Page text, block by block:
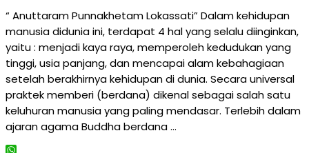
“ Anuttaram Punnakhetam Lokassati” Dalam kehidupan
manusia didunia ini, terdapat 4 hal yang selalu diinginkan,
yaitu : menjadi kaya raya, memperoleh kedudukan yang
tinggi, usia panjang, dan mencapai alam kebahagiaan
setelah berakhirnya kehidupan di dunia. Secara universal
praktek memberi (berdana) dikenal sebagai salah satu
keluhuran manusia yang paling mendasar. Terlebih dalam
ajaran agama Buddha berdana …